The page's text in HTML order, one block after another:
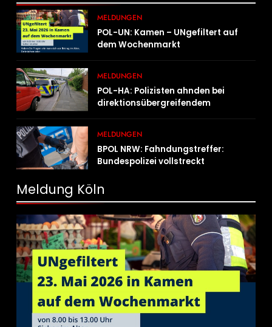
MELDUNGEN
POL-UN: Kamen – UNgefiltert auf
dem Wochenmarkt
MELDUNGEN
POL-HA: Polizisten ahnden bei
direktionsübergreifendem
MELDUNGEN
BPOL NRW: Fahndungstreffer:
Bundespolizei vollstreckt
Meldung Köln